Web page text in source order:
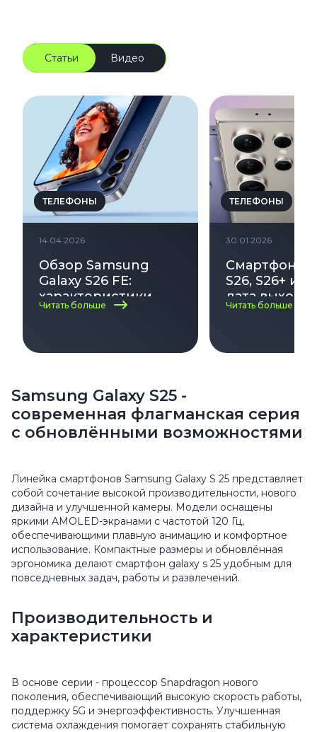
Статьи Видео
ТЕЛЕФОНЫ
14.04.2026
Обзор Samsung
Galaxy S26 FE:
характеристики,
дата выхода и цена
Читать больше
ТЕЛЕФОНЫ
30.01.2026
Смартфон
S26, S26+ и
дата выхода,
Читать больше
Samsung Galaxy S25 -
современная флагманская серия
с обновлёнными возможностями
Линейка смартфонов Samsung Galaxy S 25 представляет
собой сочетание высокой производительности, нового
дизайна и улучшенной камеры. Модели оснащены
яркими AMOLED-экранами с частотой 120 Гц,
обеспечивающими плавную анимацию и комфортное
использование. Компактные размеры и обновлённая
эргономика делают смартфон galaxy s 25 удобным для
повседневных задач, работы и развлечений.
Производительность и
характеристики
В основе серии - процессор Snapdragon нового
поколения, обеспечивающий высокую скорость работы,
поддержку 5G и энергоэффективность. Улучшенная
система охлаждения помогает сохранять стабильную